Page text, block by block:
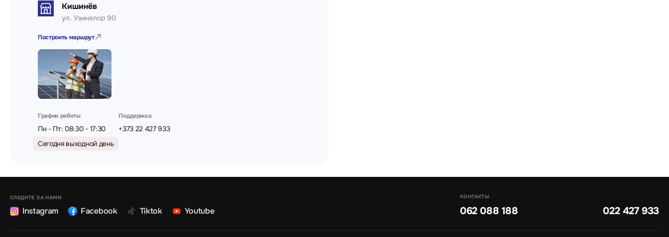
Кишинёв
ул. Узинелор 90
Построить маршрут
График работы
Пн - Пт: 08:30 - 17:30
Сегодня выходной день
Поддержка
+373 22 427 933
СЛЕДИТЕ ЗА НАМИ
Instagram Facebook Tiktok Youtube
КОНТАКТЫ
062 088 188 022 427 933